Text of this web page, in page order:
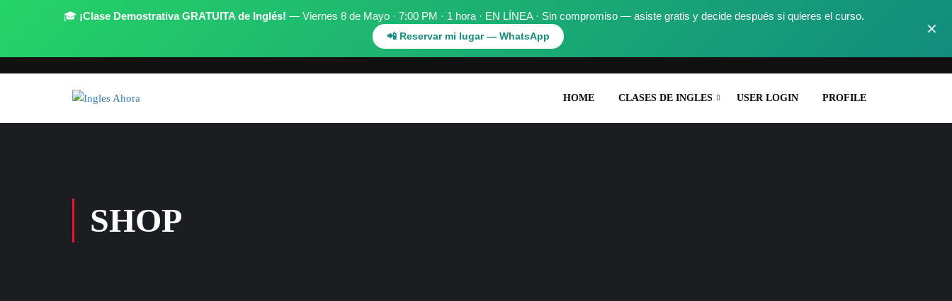
🎓 ¡Clase Demostrativa GRATUITA de Inglés! — Viernes 8 de Mayo · 7:00 PM · 1 hora · EN LÍNEA · Sin compromiso — asiste gratis y decide después si quieres el curso.
📲 Reservar mi lugar — WhatsApp ✕
RegisterLogin
HOME CLASES DE INGLES USER LOGIN PROFILE
SHOP